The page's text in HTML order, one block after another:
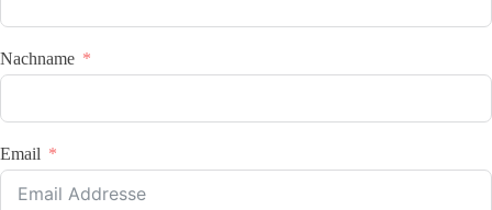
Nachname
Email